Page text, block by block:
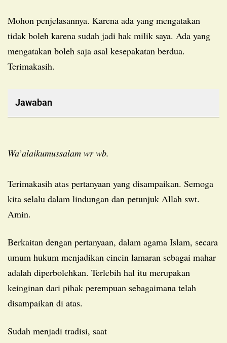
Mohon penjelasannya. Karena ada yang mengatakan
tidak boleh karena sudah jadi hak milik saya. Ada yang
mengatakan boleh saja asal kesepakatan berdua.
Terimakasih.
Jawaban
Wa’alaikumussalam wr wb.
Terimakasih atas pertanyaan yang disampaikan. Semoga
kita selalu dalam lindungan dan petunjuk Allah swt.
Amin.
Berkaitan dengan pertanyaan, dalam agama Islam, secara
umum hukum menjadikan cincin lamaran sebagai mahar
adalah diperbolehkan. Terlebih hal itu merupakan
keinginan dari pihak perempuan sebagaimana telah
disampaikan di atas.
Sudah menjadi tradisi, saat